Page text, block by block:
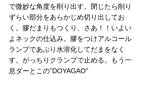
で微妙な角度を削り出す。閉じたら削り
ずらい部分をあらかじめ切り出してお
く。膠だまりもつくり、さあ！！いよい
よネックの仕込み。膠をつけアルコール
ランプであぶり水溶化してだまをなく
す。がっちりクランプで止める。もう一
息ダーとこの”DOYAGAO"